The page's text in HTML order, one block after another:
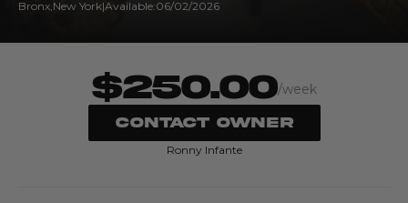
Bronx,New York|Available:06/02/2026
$250.00/week
CONTACT OWNER
Ronny Infante